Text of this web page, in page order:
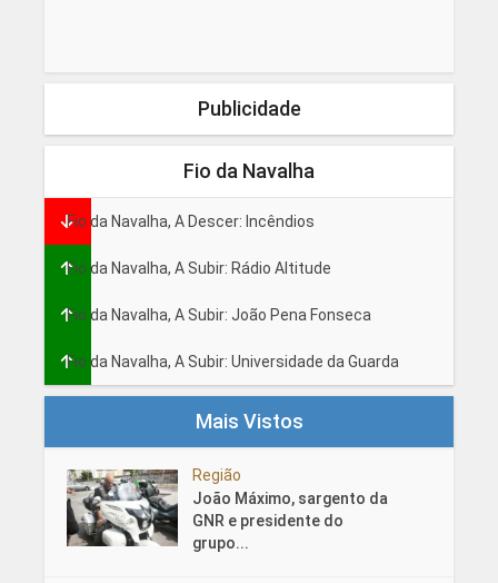
Publicidade
Fio da Navalha
Fio da Navalha, A Descer: Incêndios
Fio da Navalha, A Subir: Rádio Altitude
Fio da Navalha, A Subir: João Pena Fonseca
Fio da Navalha, A Subir: Universidade da Guarda
Mais Vistos
Região
João Máximo, sargento da
GNR e presidente do
grupo...